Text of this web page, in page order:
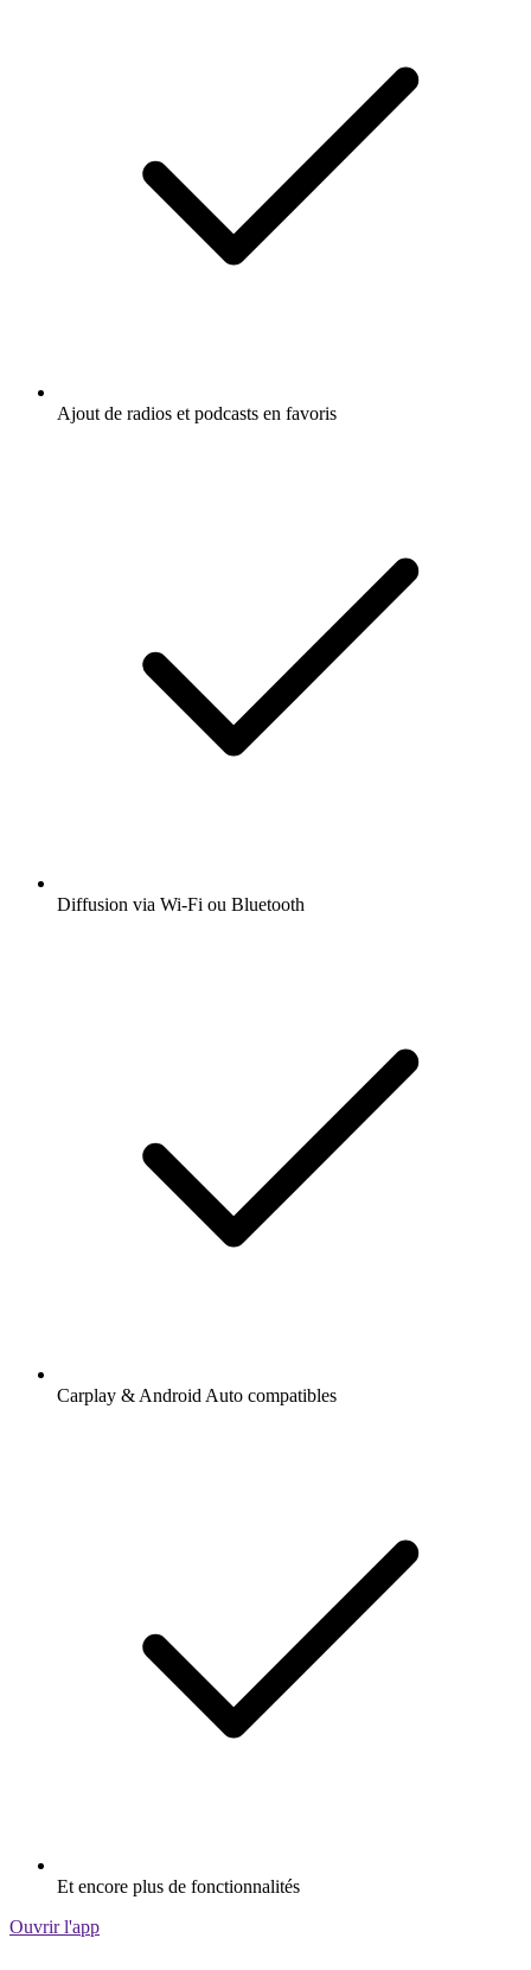
Ajout de radios et podcasts en favoris
Diffusion via Wi-Fi ou Bluetooth
Carplay & Android Auto compatibles
Et encore plus de fonctionnalités
Ouvrir l'app